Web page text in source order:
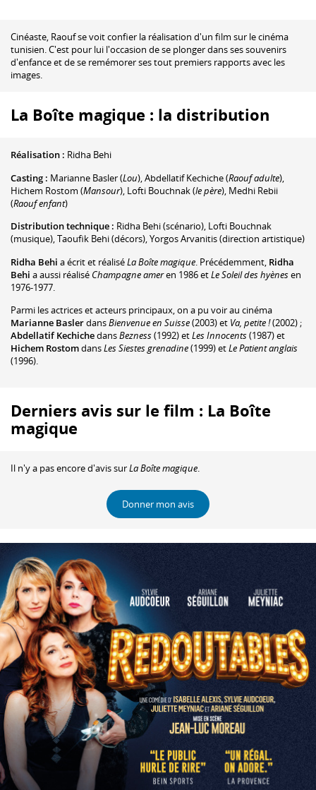
Cinéaste, Raouf se voit confier la réalisation d'un film sur le cinéma
tunisien. C'est pour lui l'occasion de se plonger dans ses souvenirs
d'enfance et de se remémorer ses tout premiers rapports avec les
images.
La Boîte magique : la distribution
Réalisation : Ridha Behi
Casting : Marianne Basler(Lou),Abdellatif Kechiche(Raouf adulte),
Hichem Rostom (Mansour), Lofti Bouchnak(le père), Medhi Rebii
(Raouf enfant)
Distribution technique : Ridha Behi(scénario), Lofti Bouchnak
(musique),Taoufik Behi(décors),Yorgos Arvanitis(direction artistique)
Ridha Behi a écrit et réaliséLa Boîte magique. Précédemment, Ridha
Behi a aussi réalisé Champagne ameren 1986 etLe Soleil des hyènesen
1976-1977.
Parmi les actrices et acteurs principaux, on a pu voir au cinéma
Marianne BaslerdansBienvenue en Suisse(2003) et Va, petite !(2002) ;
Abdellatif KechichedansBezness(1992) etLes Innocents(1987) et
Hichem RostomdansLes Siestes grenadine(1999) etLe Patient anglais
(1996).
Derniers avis sur le film : La Boîte
magique
Il n'y a pas encore d'avis surLa Boîte magique.
Donner mon avis